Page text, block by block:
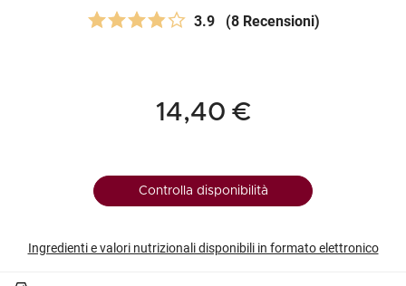
3.9 (8 Recensioni)
14,40 €
Controlla disponibilità
Ingredienti e valori nutrizionali disponibili in formato elettronico